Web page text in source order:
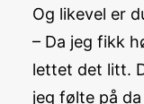
Og likevel er
– Da jeg fikk
lettet det litt.
jeg følte på